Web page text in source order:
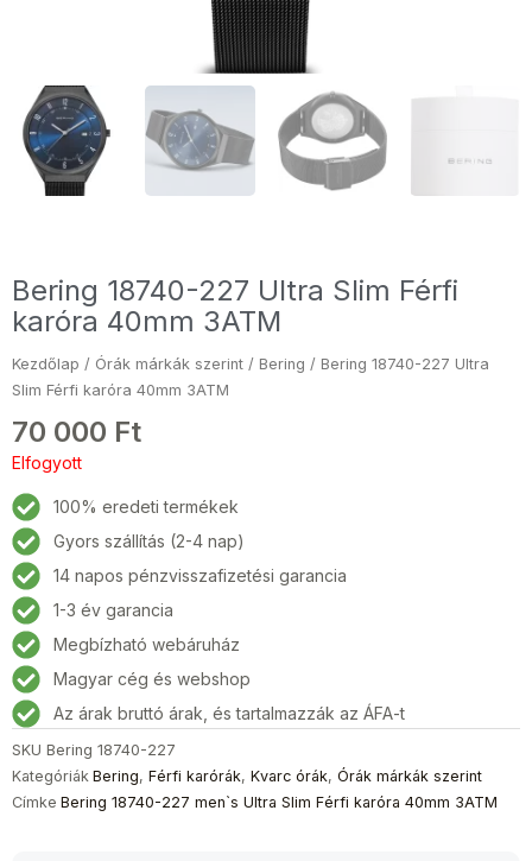
Bering 18740-227 Ultra Slim Férfi
karóra 40mm 3ATM
Kezdőlap / Órák márkák szerint / Bering / Bering 18740-227 Ultra
Slim Férfi karóra 40mm 3ATM
70 000 Ft
Elfogyott
100% eredeti termékek
Gyors szállítás (2-4 nap)
14 napos pénzvisszafizetési garancia
1-3 év garancia
Megbízható webáruház
Magyar cég és webshop
Az árak bruttó árak, és tartalmazzák az ÁFA-t
SKU Bering 18740-227
Kategóriák Bering, Férfi karórák, Kvarc órák, Órák márkák szerint
Címke Bering 18740-227 men`s Ultra Slim Férfi karóra 40mm 3ATM